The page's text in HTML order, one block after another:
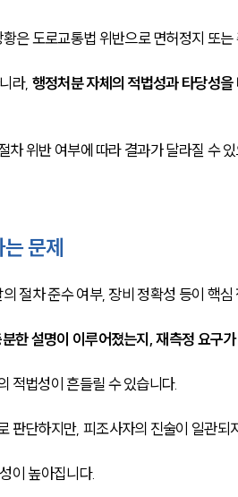
은 도로교통법 위반으로 면허정지 또는
라, 행정처분 자체의 적법성과 타당성을
차 위반 여부에 따라 결과가 달라질 수
문제
절차 준수 여부, 장비 정확성 등이 핵심
한 설명이 이루어졌는지, 재측정 요구가
적법성이 흔들릴 수 있습니다.
판단하지만, 피조사자의 진술이 일관되
이 높아집니다.